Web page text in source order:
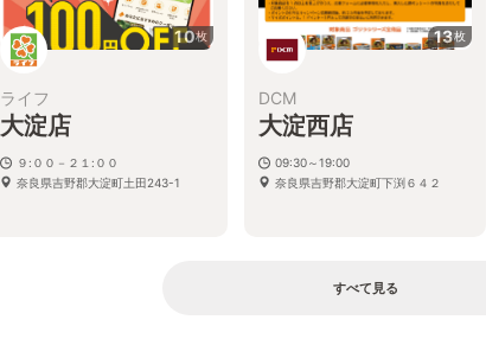
10枚
ライフ
大淀店
９:００－２１:００
奈良県吉野郡大淀町土田243-1
13枚
DCM
大淀西店
09:30～19:00
奈良県吉野郡大淀町下渕６４２
すべて見る